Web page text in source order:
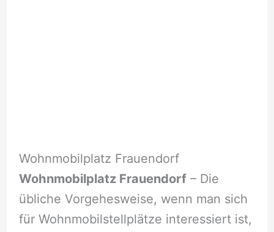
Wohnmobilplatz Frauendorf
Wohnmobilplatz Frauendorf– Die
übliche Vorgehesweise, wenn man sich
für Wohnmobilstellplätze interessiert ist,